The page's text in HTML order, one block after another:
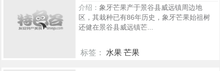
介绍： 象牙芒果产于景谷县威远镇周边地
区，其栽种已有86年历史，象牙芒果始祖树
还健在景谷县威远镇芒...
标签： 水果 芒果